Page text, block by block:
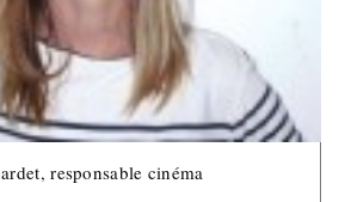
responsable cinéma